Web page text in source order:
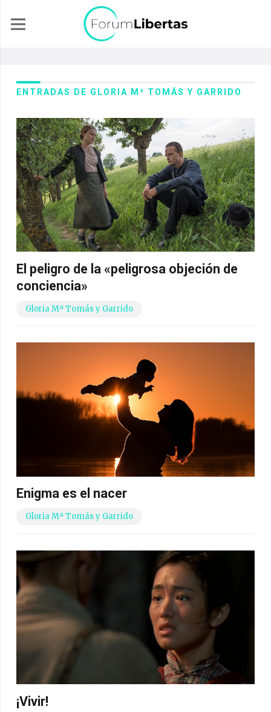
ENTRADAS DE GLORIA Mª TOMÁS Y GARRIDO
El peligro de la «peligrosa objeción de
conciencia»
Gloria Mª Tomás y Garrido
Enigma es el nacer
Gloria Mª Tomás y Garrido
¡Vivir!